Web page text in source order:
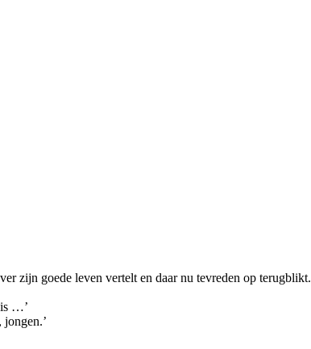
zijn goede leven vertelt en daar nu tevreden op terugblikt.
is …’